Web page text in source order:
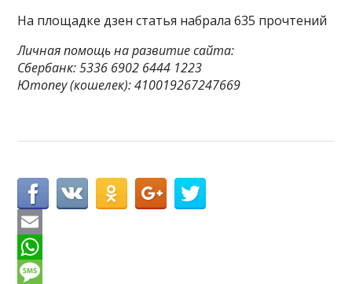
На площадке дзен статья набрала 635 прочтений
Личная помощь на развитие сайта:
Сбербанк: 5336 6902 6444 1223
Юmoney (кошелек): 410019267247669
E
m
W